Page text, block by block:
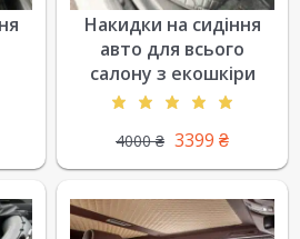
Накидки на сидіння
авто для всього
салону з екошкіри
4000₴ 3399 ₴